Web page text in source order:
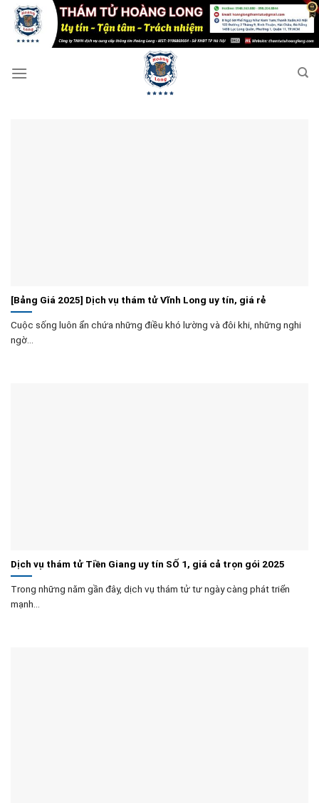
qua
[Bảng Giá 2025] Dịch vụ thám tử Vĩnh Long uy tín, giá rẻ
Cuộc sống luôn ẩn chứa những điều khó lường và đôi khi, những nghi
ngờ...
Dịch vụ thám tử Tiền Giang uy tín SỐ 1, giá cả trọn gói 2025
Trong những năm gần đây, dịch vụ thám tử tư ngày càng phát triển
mạnh...